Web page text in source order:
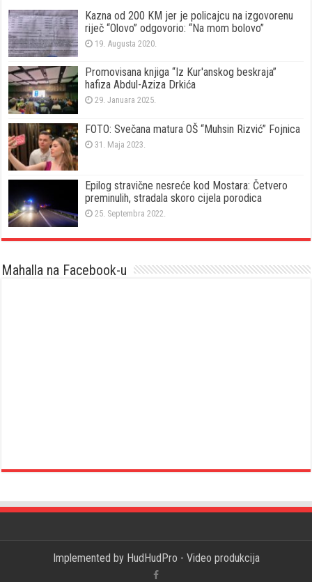
Kazna od 200 KM jer je policajcu na izgovorenu
riječ “Olovo” odgovorio: “Na mom bolovo”
19. Augusta 2020.
Promovisana knjiga “Iz Kur'anskog beskraja”
hafiza Abdul-Aziza Drkića
29. Januara 2025.
FOTO: Svečana matura OŠ “Muhsin Rizvić” Fojnica
31. Maja 2023.
Epilog stravične nesreće kod Mostara: Četvero
preminulih, stradala skoro cijela porodica
25. Septembra 2022.
Mahalla na Facebook-u
Implemented by HudHudPro - Video produkcija